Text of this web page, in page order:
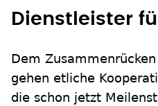
Dienstleister
Dem
gehen etliche
die schon jetzt